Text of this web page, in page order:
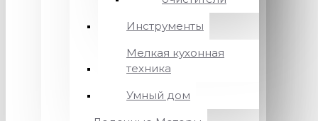
Инструменты
Мелкая кухонная
техника
Умный дом